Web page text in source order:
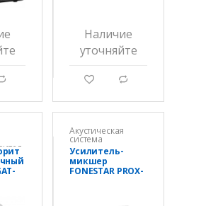
Наличие
уточняйте
g d
Акустическая
система
Усилитель-
микшер
FONESTAR PROX-